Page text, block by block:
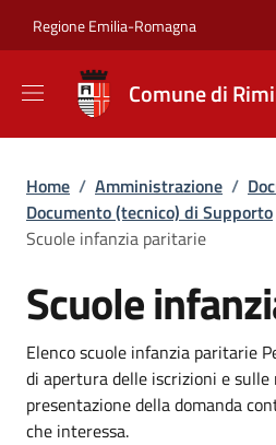
Regione Emilia-Romagna
Comune di
Briciole di pane
Home / Amministrazione /
Documento (tecnico) di Supporto
Scuole infanzia paritarie
Scuole
Dettagli
Elenco scuole infanzia paritarie
di apertura delle iscrizioni e sulle
presentazione della domanda
che interessa.